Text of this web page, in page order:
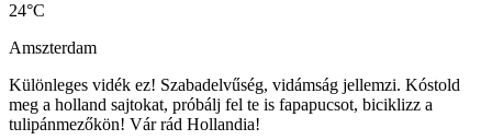
24°C
Amszterdam
Különleges vidék ez! Szabadelvűség, vidámság jellemzi. Kóstold
meg a holland sajtokat, próbálj fel te is fapapucsot, biciklizz a
tulipánmezőkön! Vár rád Hollandia!